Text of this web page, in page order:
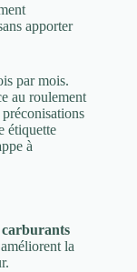
apporter
par mois.
au roulement
étiquette
à
carburants
la